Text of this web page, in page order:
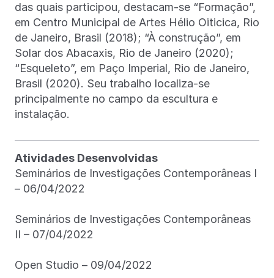
das quais participou, destacam-se “Formação”,
em Centro Municipal de Artes Hélio Oiticica, Rio
de Janeiro, Brasil (2018); “À construção”, em
Solar dos Abacaxis, Rio de Janeiro (2020);
“Esqueleto”, em Paço Imperial, Rio de Janeiro,
Brasil (2020). Seu trabalho localiza-se
principalmente no campo da escultura e
instalação.
Atividades Desenvolvidas
Seminários de Investigações Contemporâneas I
– 06/04/2022
Seminários de Investigações Contemporâneas
II – 07/04/2022
Open Studio – 09/04/2022